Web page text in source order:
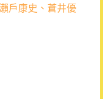
戶康史、蒼井優